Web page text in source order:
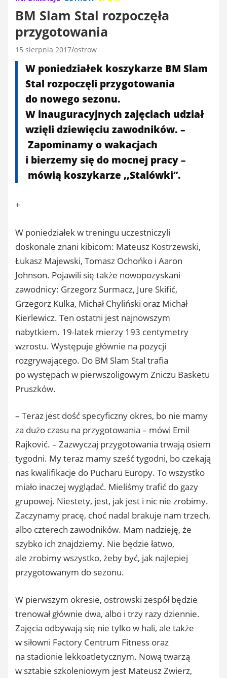
BM Slam Stal rozpoczęła
przygotowania
15 sierpnia 2017 ostrow
W poniedziałek koszykarze BM Slam
Stal rozpoczęli przygotowania
do nowego sezonu.
W inauguracyjnych zajęciach udział
wzięli dziewięciu zawodników. –
Zapominamy o wakacjach
i bierzemy się do mocnej pracy –
mówią koszykarze ,,Stalówki”.
+
W poniedziałek w treningu uczestniczyli
doskonale znani kibicom: Mateusz Kostrzewski,
Łukasz Majewski, Tomasz Ochońko i Aaron
Johnson. Pojawili się także nowopozyskani
zawodnicy: Grzegorz Surmacz, Jure Skifić,
Grzegorz Kulka, Michał Chyliński oraz Michał
Kierlewicz. Ten ostatni jest najnowszym
nabytkiem. 19-latek mierzy 193 centymetry
wzrostu. Występuje głównie na pozycji
rozgrywającego. Do BM Slam Stal trafia
po występach w pierwszoligowym Zniczu Basketu
Pruszków.
– Teraz jest dość specyficzny okres, bo nie mamy
za dużo czasu na przygotowania – mówi Emil
Rajković. – Zazwyczaj przygotowania trwają osiem
tygodni. My teraz mamy sześć tygodni, bo czekają
nas kwalifikacje do Pucharu Europy. To wszystko
miało inaczej wyglądać. Mieliśmy trafić do gazy
grupowej. Niestety, jest, jak jest i nic nie zrobimy.
Zaczynamy pracę, choć nadal brakuje nam trzech,
albo czterech zawodników. Mam nadzieję, że
szybko ich znajdziemy. Nie będzie łatwo,
ale zrobimy wszystko, żeby być, jak najlepiej
przygotowanym do sezonu.
W pierwszym okresie, ostrowski zespół będzie
trenował głównie dwa, albo i trzy razy dziennie.
Zajęcia odbywają się nie tylko w hali, ale także
w siłowni Factory Centrum Fitness oraz
na stadionie lekkoatletycznym. Nową twarzą
w sztabie szkoleniowym jest Mateusz Zwierz,